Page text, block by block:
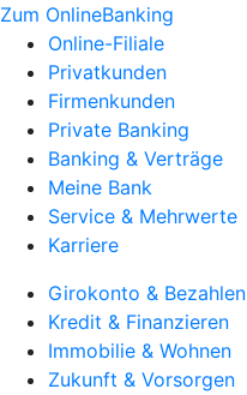
Zum OnlineBanking
Online-Filiale
Privatkunden
Firmenkunden
Private Banking
Banking & Verträge
Meine Bank
Service & Mehrwerte
Karriere
Girokonto & Bezahlen
Kredit & Finanzieren
Immobilie & Wohnen
Zukunft & Vorsorgen